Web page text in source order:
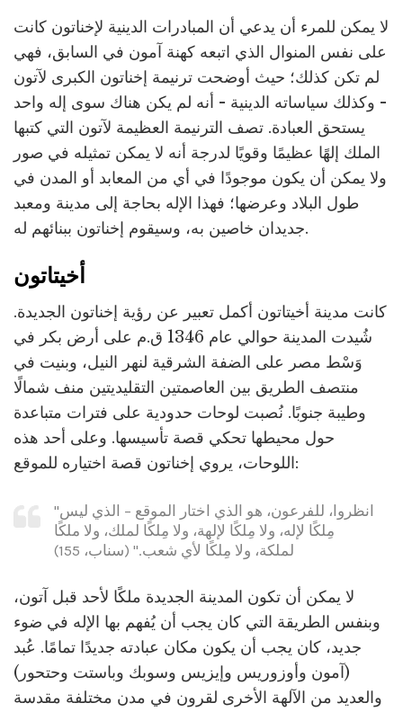
لا يمكن للمرء أن يدعي أن المبادرات الدينية لإخناتون كانت
على نفس المنوال الذي اتبعه كهنة آمون في السابق، فهي
لم تكن كذلك؛ حيث أوضحت ترنيمة إخناتون الكبرى لآتون
- وكذلك سياساته الدينية - أنه لم يكن هناك سوى إله واحد
يستحق العبادة. تصف الترنيمة العظيمة لآتون التي كتبها
الملك إلهًا عظيمًا وقويًا لدرجة أنه لا يمكن تمثيله في صور
ولا يمكن أن يكون موجودًا في أي من المعابد أو المدن في
طول البلاد وعرضها؛ فهذا الإله بحاجة إلى مدينة ومعبد
جديدان خاصين به، وسيقوم إخناتون ببنائهم له.
أخيتاتون
كانت مدينة أخيتاتون أكمل تعبير عن رؤية إخناتون الجديدة.
شُيدت المدينة حوالي عام 1346 ق.م على أرض بكر في
وَسْط مصر على الضفة الشرقية لنهر النيل، وبنيت في
منتصف الطريق بين العاصمتين التقليديتين منف شمالًا
وطيبة جنوبًا. نُصبت لوحات حدودية على فترات متباعدة
حول محيطها تحكي قصة تأسيسها. وعلى أحد هذه
اللوحات، يروي إخناتون قصة اختياره للموقع:
"انظروا، للفرعون، هو الذي اختار الموقع – الذي ليس
مِلكًا لإله، ولا مِلكًا لإلهة، ولا مِلكًا لملك، ولا ملكًا
لملكة، ولا مِلكًا لأي شعب." (سناب، 155)
لا يمكن أن تكون المدينة الجديدة ملكًا لأحد قبل آتون،
وبنفس الطريقة التي كان يجب أن يُفهم بها الإله في ضوء
جديد، كان يجب أن يكون مكان عبادته جديدًا تمامًا. عُبد
(آمون وأوزوريس وإيزيس وسوبك وباستت وحتحور)
والعديد من الآلهة الأخرى لقرون في مدن مختلفة مقدسة